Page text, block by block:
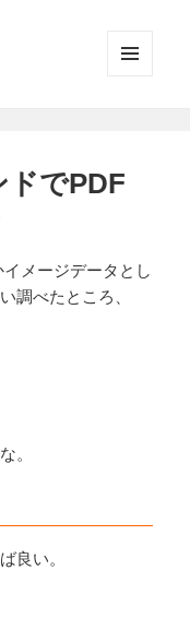
でPDF
メージデータとし
調べたところ、
。
良い。